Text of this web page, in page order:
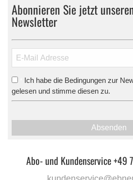
Abonnieren Sie jetzt
Newsletter
Ich habe die Bedingungen zur
gelesen und stimme diesen zu.
Absenden
Abo- und Kundenservice